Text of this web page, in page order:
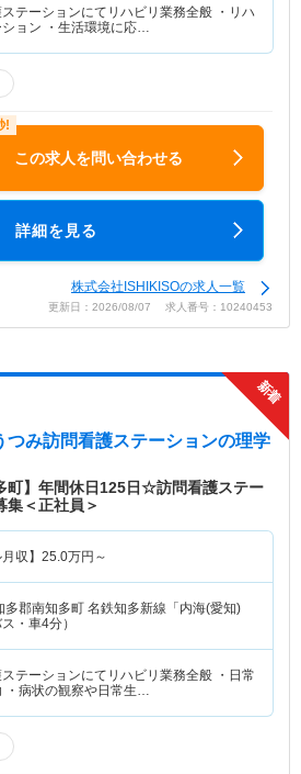
テーションにてリハビリ業務全般 ・リハ
ション ・生活環境に応…
この求人を問い合わせる
詳細を見る
株式会社ISHIKISOの求人一覧
更新日：2026/08/07 求人番号：10240453
つみ訪問看護ステーションの理学
町】年間休日125日☆訪問看護ステー
集＜正社員＞
収】 25.0万円～
多郡南知多町 名鉄知多新線「内海(愛知)
・車4分）
テーションにてリハビリ業務全般 ・日常
・病状の観察や日常生…